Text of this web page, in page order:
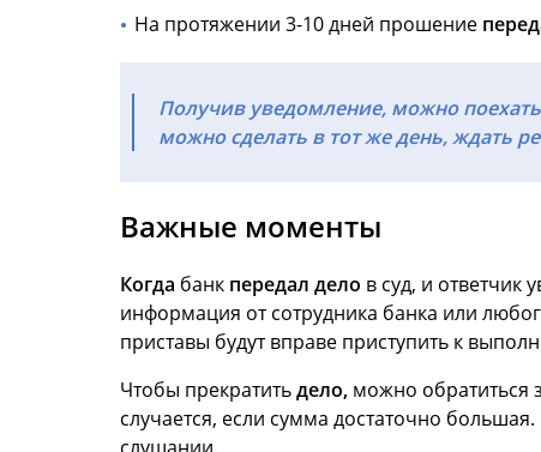
На протяжении 3-10 дней прошение
Получив уведомление, можно
можно сделать в тот же день, ждать
Важные моменты
Когда банк передал дело в суд, и ответчик
информация от сотрудника банка или
приставы будут вправе приступить к
Чтобы прекратитьдело, можно обратиться
случается, если сумма достаточно
слушании.